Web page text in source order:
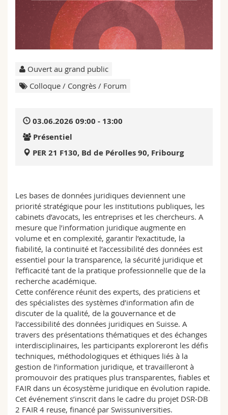
Sciences et médecine
Interfacultaire
Collaborateurs
Doctorants
Webmail
Programme des cours
Ouvert au grand public
Colloque / Congrès / Forum
03.06.2026 09:00 - 13:00
Présentiel
PER 21 F130, Bd de Pérolles 90, Fribourg
Les bases de données juridiques deviennent une
priorité stratégique pour les institutions publiques, les
cabinets d’avocats, les entreprises et les chercheurs. A
mesure que l’information juridique augmente en
volume et en complexité, garantir l’exactitude, la
fiabilité, la continuité et l’accessibilité des données est
essentiel pour la transparence, la sécurité juridique et
l’efficacité tant de la pratique professionnelle que de la
recherche académique.
Cette conférence réunit des experts, des praticiens et
des spécialistes des systèmes d’information afin de
discuter de la qualité, de la gouvernance et de
l’accessibilité des données juridiques en Suisse. A
travers des présentations thématiques et des échanges
interdisciplinaires, les participants exploreront les défis
techniques, méthodologiques et éthiques liés à la
gestion de l’information juridique, et travailleront à
promouvoir des pratiques plus transparentes, fiables et
FAIR dans un écosystème juridique en évolution rapide.
Cet événement s’inscrit dans le cadre du projet DSR‑DB
2 FAIR 4 reuse, financé par Swissuniversities.